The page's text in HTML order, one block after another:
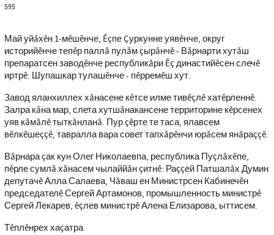
595
Май уйăхĕн 1-мĕшĕнче, Ĕçпе Çуркунне уявĕнче, округ
историйĕнче тепĕр паллă пулăм çырăнчĕ - Вăрнарти хутăш
препаратсен заводĕнче республикăри Ĕç династийĕсен слечĕ
иртрĕ. Шупашкар тулашĕнче - пĕрремĕш хут.
Завод яланхиллех хăнасене кĕтсе илме тивĕçлĕ хатĕрленнĕ.
Залра кăна мар, слета хутшăнакансене территорине кĕрсенех
уяв кăмăлĕ тыткăнланă. Пур çĕрте те таса, ялавсем
вĕлкĕшеççĕ, тавралла вара совет тапхăрĕнчи юрăсем янăраççĕ.
Вăрнара çак кун Олег Николаевпа, республика Пуçлăхĕпе,
пĕрле сумлă хăнасем чылаййăн çитнĕ: Раççей Патшалăх Думин
депутачĕ Алла Салаева, Чăваш ен Министрсен Кабинечĕн
председателĕ Сергей Артамонов, промышленность министрĕ
Сергей Лекарев, ĕçлев министрĕ Алена Елизарова, ыттисем.
Тĕплĕнрех хаçатра